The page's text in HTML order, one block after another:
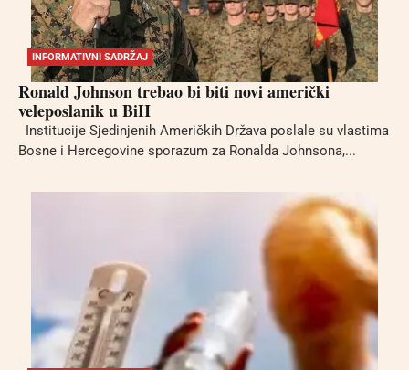
INFORMATIVNI SADRŽAJ
Ronald Johnson trebao bi biti novi američki
veleposlanik u BiH
Institucije Sjedinjenih Američkih Država poslale su vlastima
Bosne i Hercegovine sporazum za Ronalda Johnsona,...